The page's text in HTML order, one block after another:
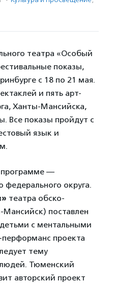
театра «Особый
показы,
с 18 по 21 мая.
и пять арт-
Ханты-Мансийска,
Все показы пройдут с
язык и
программе —
федерального округа.
» театра обско-
Мансийск) поставлен
с ментальными
проекта
тему
Тюменский
авторский проект